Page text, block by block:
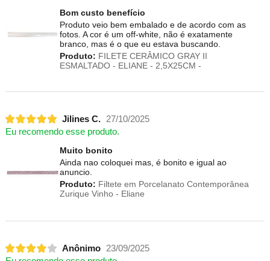
Bom custo benefício
Produto veio bem embalado e de acordo com as
fotos. A cor é um off-white, não é exatamente
branco, mas é o que eu estava buscando.
Produto: FILETE CERÂMICO GRAY II
ESMALTADO - ELIANE - 2,5X25CM -
Jilines C.
27/10/2025
Eu recomendo esse produto.
Muito bonito
Ainda nao coloquei mas, é bonito e igual ao
anuncio.
Produto: Filtete em Porcelanato Contemporânea
Zurique Vinho - Eliane
Anônimo
23/09/2025